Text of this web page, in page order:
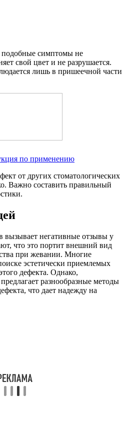
симптомы не
свой цвет и не разрушается.
лишь в пришеечной части
по применению
от других стоматологических
Важно составить правильный
вызывает негативные отзывы у
что это портит внешний вид
при жевании. Многие
эстетически приемлемых
дефекта. Однако,
разнообразные методы
что дает надежду на